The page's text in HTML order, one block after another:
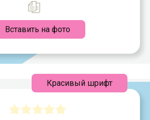
Вставить на фото
Красивый шрифт